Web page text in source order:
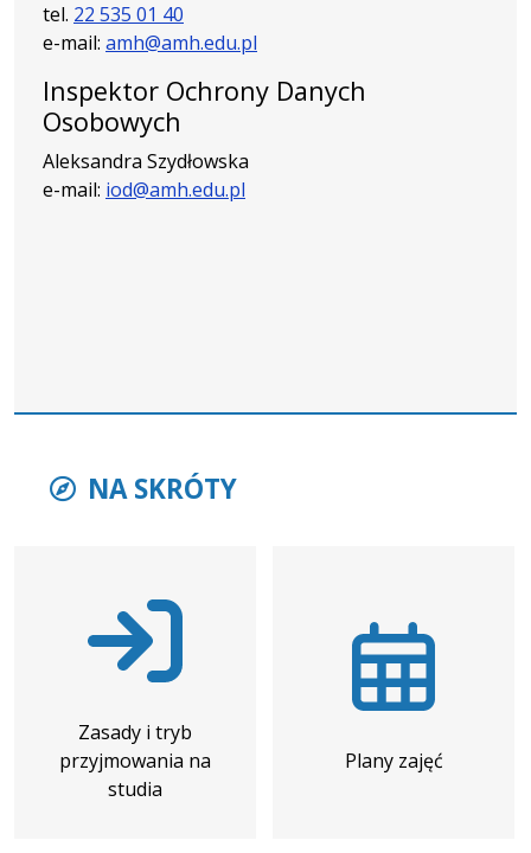
tel. 22 535 01 40
e-mail: amh@amh.edu.pl
Inspektor Ochrony Danych
Osobowych
Aleksandra Szydłowska
e-mail: iod@amh.edu.pl
NA SKRÓTY
Zasady i tryb
przyjmowania na
studia
Plany zajęć